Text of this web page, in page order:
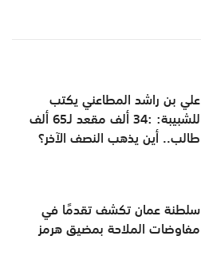
علي بن راشد المطاعني يكتب
للشبيبة: :34 ألف مقعد لـ65 ألف
طالب.. أين يذهب النصف الآخر؟
سلطنة عمان تكشف تقدمًا في
مفاوضات الملاحة بمضيق هرمز